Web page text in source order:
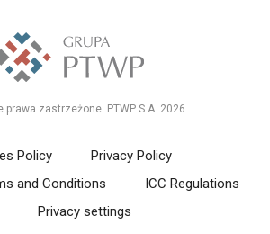
prawa zastrzeżone. PTWP S.A. 2026
Policy
Privacy Policy
and Conditions
ICC Regulations
Privacy settings